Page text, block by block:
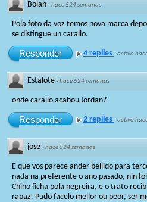
Bolan ·hace 524 semanas
Pola foto da voz temos nova marca
se distingue un carallo.
Responder 4 replies ·activo
Estalote ·hace 524 semanas
onde carallo acabou Jordan?
Responder 2 replies ·activo
jose ·hace 524 semanas
E que vos parece ander bellido para
nada na preferente o ano pasado, nin
Chiño ficha pola negreira, e o trato
rapaz. Pudo facelo mellor ou peor, ser